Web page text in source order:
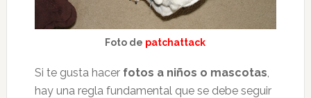
Foto de patchattack
Si te gusta hacer fotos a niños o mascotas,
hay una regla fundamental que se debe seguir